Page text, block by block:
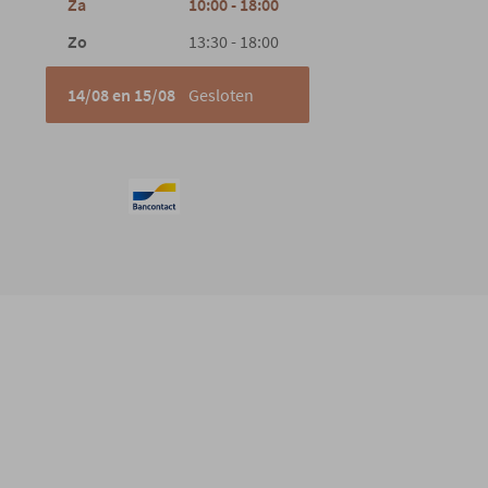
Za
10:00 - 18:00
Zo
13:30 - 18:00
14/08 en 15/08 Gesloten